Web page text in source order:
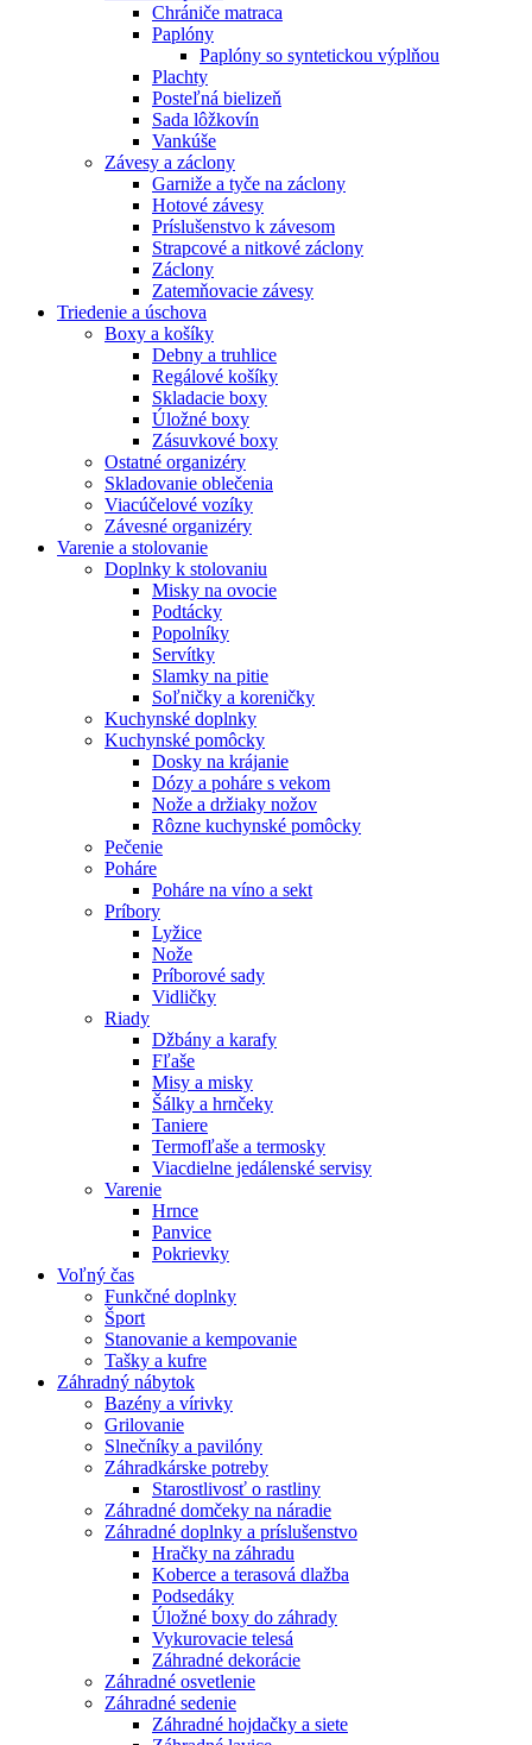
Chrániče matraca
Paplóny
Paplóny so syntetickou výplňou
Plachty
Posteľná bielizeň
Sada lôžkovín
Vankúše
Závesy a záclony
Garniže a tyče na záclony
Hotové závesy
Príslušenstvo k závesom
Strapcové a nitkové záclony
Záclony
Zatemňovacie závesy
Triedenie a úschova
Boxy a košíky
Debny a truhlice
Regálové košíky
Skladacie boxy
Úložné boxy
Zásuvkové boxy
Ostatné organizéry
Skladovanie oblečenia
Viacúčelové vozíky
Závesné organizéry
Varenie a stolovanie
Doplnky k stolovaniu
Misky na ovocie
Podtácky
Popolníky
Servítky
Slamky na pitie
Soľničky a koreničky
Kuchynské doplnky
Kuchynské pomôcky
Dosky na krájanie
Dózy a poháre s vekom
Nože a držiaky nožov
Rôzne kuchynské pomôcky
Pečenie
Poháre
Poháre na víno a sekt
Príbory
Lyžice
Nože
Príborové sady
Vidličky
Riady
Džbány a karafy
Fľaše
Misy a misky
Šálky a hrnčeky
Taniere
Termofľaše a termosky
Viacdielne jedálenské servisy
Varenie
Hrnce
Panvice
Pokrievky
Voľný čas
Funkčné doplnky
Šport
Stanovanie a kempovanie
Tašky a kufre
Záhradný nábytok
Bazény a vírivky
Grilovanie
Slnečníky a pavilóny
Záhradkárske potreby
Starostlivosť o rastliny
Záhradné domčeky na náradie
Záhradné doplnky a príslušenstvo
Hračky na záhradu
Koberce a terasová dlažba
Podsedáky
Úložné boxy do záhrady
Vykurovacie telesá
Záhradné dekorácie
Záhradné osvetlenie
Záhradné sedenie
Záhradné hojdačky a siete